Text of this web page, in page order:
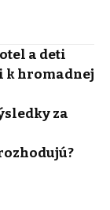
a deti
hromadnej
za